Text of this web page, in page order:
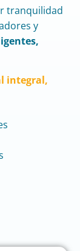
tranquilidad
y
integral,